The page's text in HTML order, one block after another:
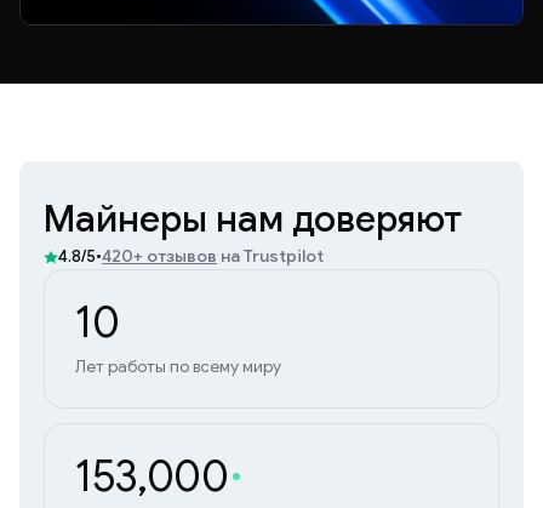
Майнеры нам доверяют
4.8/5•420+ отзывов на Trustpilot
10
Лет работы по всему миру
153,000